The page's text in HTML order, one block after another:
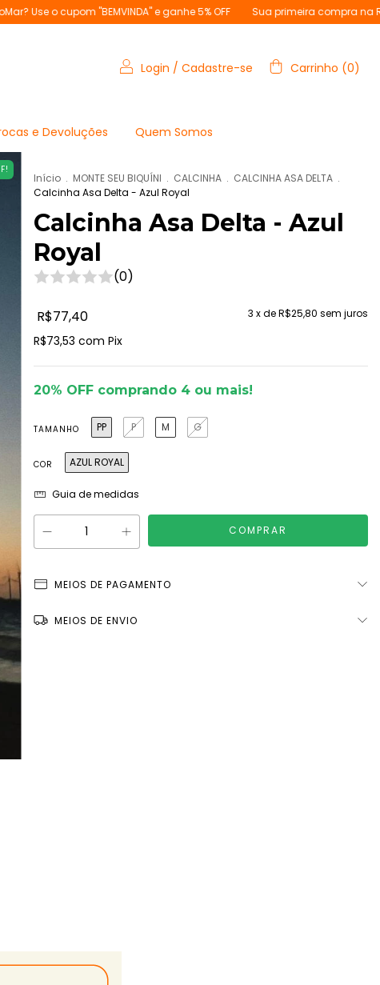
e ganhe 5% OFF Sua primeira compra na RioMar? Use o cupom
Login / Cadastre-se Carrinho (0)
e Devoluções Quem Somos
Início . MONTE SEU BIQUÍNI . CALCINHA . CALCINHA ASA DELTA .
Calcinha Asa Delta - Azul Royal
Calcinha Asa Delta - Azul
Royal
(0)
R$77,40 3 x deR$25,80 sem juros
R$73,53 com Pix
20% OFF comprando 4 ou mais!
TAMANHO PP P M G
COR AZUL ROYAL
Guia de medidas
MEIOS DE PAGAMENTO
MEIOS DE ENVIO